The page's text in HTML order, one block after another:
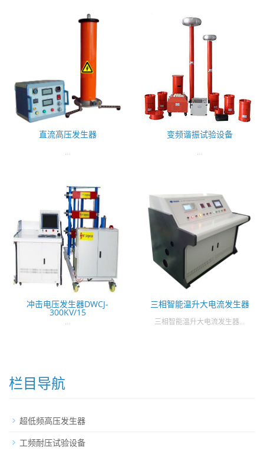
直流高压发生器
...
变频谐振试验设备
...
冲击电压发生器DWCJ-
300KV/15
...
三相智能温升大电流发生器
三相智能温升大电流发生器...
栏目导航
超低频高压发生器
工频耐压试验设备